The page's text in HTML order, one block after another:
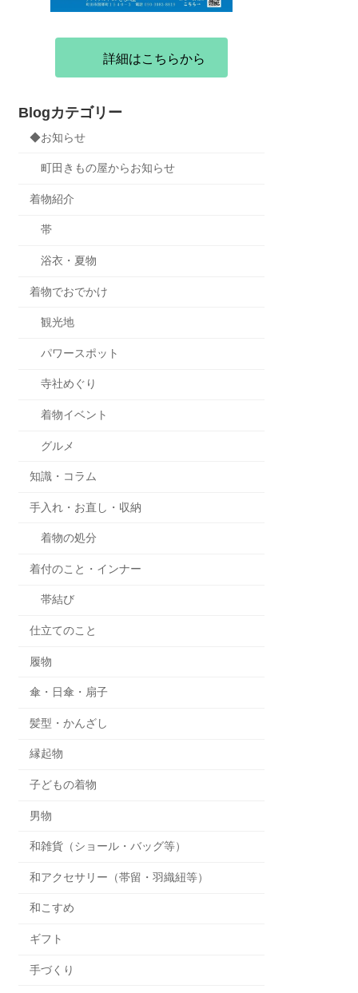
詳細はこちらから
Blogカテゴリー
◆お知らせ
町田きもの屋からお知らせ
着物紹介
帯
浴衣・夏物
着物でおでかけ
観光地
パワースポット
寺社めぐり
着物イベント
グルメ
知識・コラム
手入れ・お直し・収納
着物の処分
着付のこと・インナー
帯結び
仕立てのこと
履物
傘・日傘・扇子
髪型・かんざし
縁起物
子どもの着物
男物
和雑貨（ショール・バッグ等）
和アクセサリー（帯留・羽織紐等）
和こすめ
ギフト
手づくり